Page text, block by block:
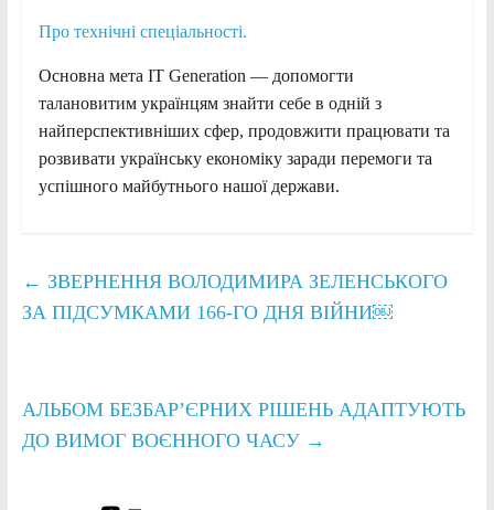
Про технічні спеціальності.
Основна мета ІТ Generation — допомогти
талановитим українцям знайти себе в одній з
найперспективніших сфер, продовжити працювати та
розвивати українську економіку заради перемоги та
успішного майбутнього нашої держави.
← ЗВЕРНЕННЯ ВОЛОДИМИРА ЗЕЛЕНСЬКОГО
ЗА ПІДСУМКАМИ 166-ГО ДНЯ ВІЙНИ￼
АЛЬБОМ БЕЗБАР’ЄРНИХ РІШЕНЬ АДАПТУЮТЬ
ДО ВИМОГ ВОЄННОГО ЧАСУ →